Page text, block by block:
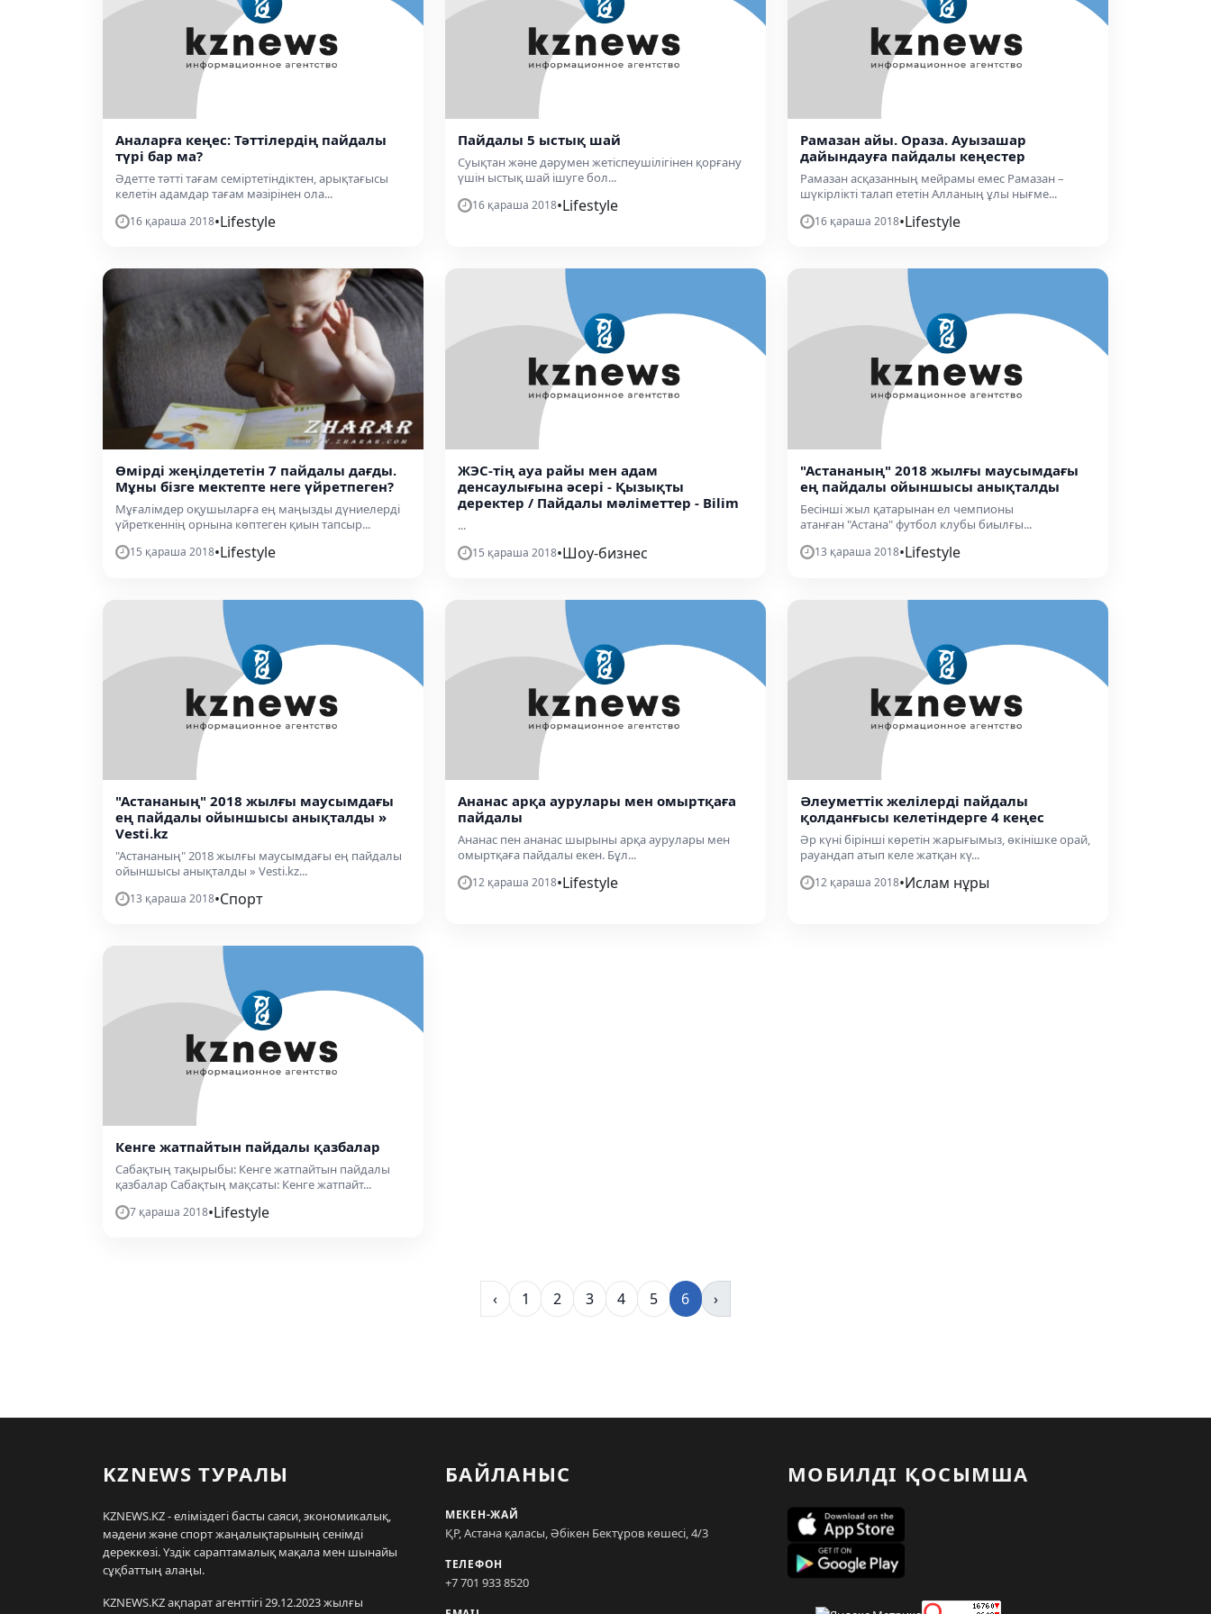
Аналарға кеңес: Тәттілердің пайдалы
түрі бар ма?
Әдетте тәтті тағам семіртетіндіктен, арықтағысы
келетін адамдар тағам мәзірінен ола...
16 қараша 2018•Lifestyle
Пайдалы 5 ыстық шай
Суықтан және дәрумен жетіспеушілігінен қорғану
үшін ыстық шай ішуге бол...
16 қараша 2018•Lifestyle
Рамазан айы. Ораза. Ауызашар
дайындауға пайдалы кеңестер
Рамазан асқазанның мейрамы емес Рамазан –
шүкірлікті талап ететін Алланың ұлы нығме...
16 қараша 2018•Lifestyle
Өмірді жеңілдететін 7 пайдалы дағды.
Мұны бізге мектепте неге үйретпеген?
Мұғалімдер оқушыларға ең маңызды дүниелерді
үйреткеннің орнына көптеген қиын тапсыр...
15 қараша 2018•Lifestyle
ЖЭС-тің ауа райы мен адам
денсаулығына әсері - Қызықты
деректер / Пайдалы мәліметтер - Bilim
...
15 қараша 2018•Шоу-бизнес
"Астананың" 2018 жылғы маусымдағы
ең пайдалы ойыншысы анықталды
Бесінші жыл қатарынан ел чемпионы
атанған "Астана" футбол клубы биылғы...
13 қараша 2018•Lifestyle
"Астананың" 2018 жылғы маусымдағы
ең пайдалы ойыншысы анықталды »
Vesti.kz
"Астананың" 2018 жылғы маусымдағы ең пайдалы
ойыншысы анықталды » Vesti.kz...
13 қараша 2018•Спорт
Ананас арқа аурулары мен омыртқаға
пайдалы
Ананас пен ананас шырыны арқа аурулары мен
омыртқаға пайдалы екен. Бұл...
12 қараша 2018•Lifestyle
Әлеуметтік желілерді пайдалы
қолданғысы келетіндерге 4 кеңес
Әр күні бірінші көретін жарығымыз, өкінішке орай,
рауандап атып келе жатқан кү...
12 қараша 2018•Ислам нұры
Кенге жатпайтын пайдалы қазбалар
Сабақтың тақырыбы: Кенге жатпайтын пайдалы
қазбалар Сабақтың мақсаты: Кенге жатпайт...
7 қараша 2018•Lifestyle
‹ 1 2 3 4 5 6 ›
KZNEWS ТУРАЛЫ
KZNEWS.KZ - еліміздегі басты саяси, экономикалық,
мәдени және спорт жаңалықтарының сенімді
дереккөзі. Үздік сараптамалық мақала мен шынайы
сұқбаттың алаңы.
KZNEWS.KZ ақпарат агенттігі 29.12.2023 жылғы
БАЙЛАНЫС
МЕКЕН-ЖАЙ
ҚР, Астана қаласы, Әбікен Бектұров көшесі, 4/3
ТЕЛЕФОН
+7 701 933 8520
МОБИЛДІ ҚОСЫМША